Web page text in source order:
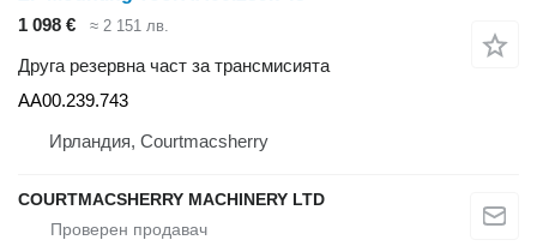
1 098 €
≈ 2 151 лв.
Друга резервна част за трансмисията
AA00.239.743
Ирландия, Courtmacsherry
COURTMACSHERRY MACHINERY LTD